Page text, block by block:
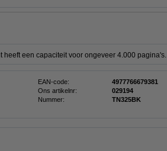
een capaciteit voor ongeveer 4.000 pagina's.
EAN-code:
4977766679381
Ons artikelnr:
029194
Nummer:
TN325BK